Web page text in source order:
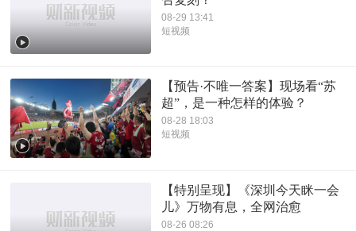
08-29 13:41
短视频
【预告·不唯一答案】现场看“苏
超”，是一种怎样的体验？
08-28 18:03
短视频
【特别呈现】《深圳今天眯一会
儿》万物有息，全网治愈
08-26 08:26